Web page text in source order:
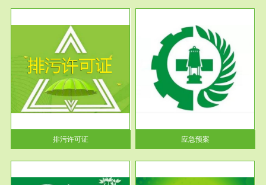
排污许可证
服务范围
应急预案
根据《中华人民共和国环境保护
法》第十九条 企业事业单位应
当按照...
应急预案